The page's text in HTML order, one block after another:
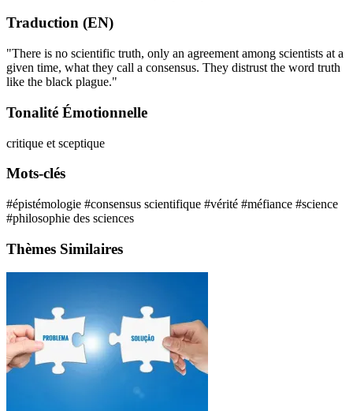
Traduction (EN)
"There is no scientific truth, only an agreement among scientists at a
given time, what they call a consensus. They distrust the word truth
like the black plague."
Tonalité Émotionnelle
critique et sceptique
Mots-clés
#épistémologie #consensus scientifique #vérité #méfiance #science
#philosophie des sciences
Thèmes Similaires